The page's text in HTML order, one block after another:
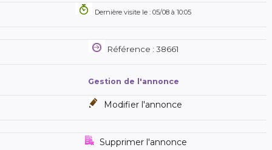
Dernière visite le : 05/08 à 10:05
Référence : 38661
Gestion de l'annonce
Modifier l'annonce
Supprimer l'annonce